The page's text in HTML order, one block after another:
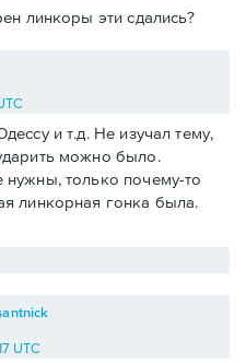
линкоры эти сдались?
и т.д. Не изучал тему,
можно было.
только почему-то
линкорная гонка была.
UTC